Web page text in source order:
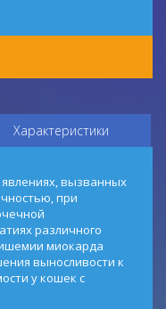
Характеристики
вызванных
при
различного
миокарда
выносливости к
у кошек с